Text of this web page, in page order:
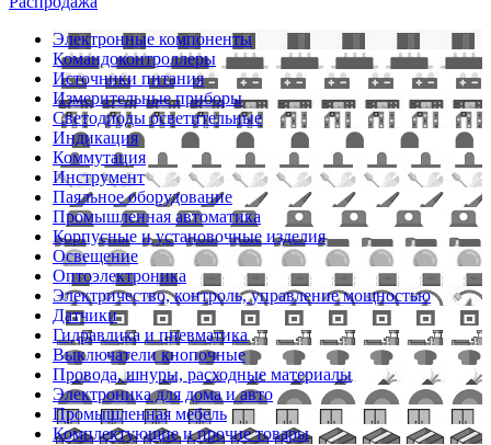
Электронные компоненты
Командоконтроллеры
Источники питания
Измерительные приборы
Светодиоды осветительные
Индикация
Коммутация
Инструмент
Паяльное оборудование
Промышленная автоматика
Корпусные и установочные изделия
Освещение
Оптоэлектроника
Электричество, контроль, управление мощностью
Датчики
Гидравлика и пневматика
Выключатели кнопочные
Провода, шнуры, расходные материалы
Электроника для дома и авто
Промышленная мебель
Комплектующие и прочие товары